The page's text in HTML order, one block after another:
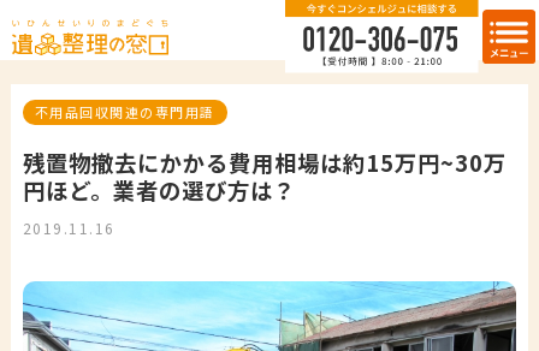
不用品回収関連の専門用語
残置物撤去にかかる費用相場は約15万円~30万
円ほど。業者の選び方は？
2019.11.16